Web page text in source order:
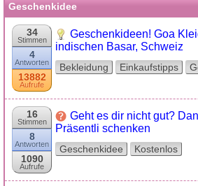
Geschenkidee
34
Stimmen
4
Antworten
13882
Aufrufe
Geschenkideen! Goa
indischen Basar, Schweiz
Bekleidung Einkaufstipps
16
Stimmen
8
Antworten
1090
Aufrufe
Geht es dir nicht gut?
Präsentli schenken
Geschenkidee Kostenlos